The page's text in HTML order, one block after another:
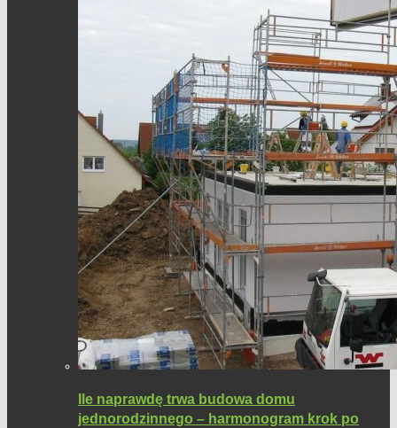
Ile naprawdę trwa budowa domu
jednorodzinnego – harmonogram krok po